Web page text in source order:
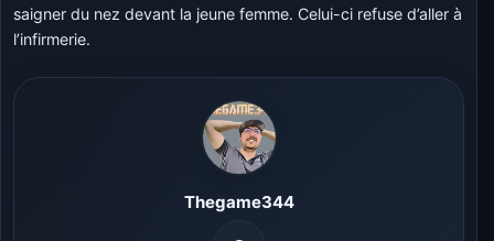
saigner du nez devant la jeune femme. Celui-ci refuse d’aller à
l’infirmerie.
Thegame344